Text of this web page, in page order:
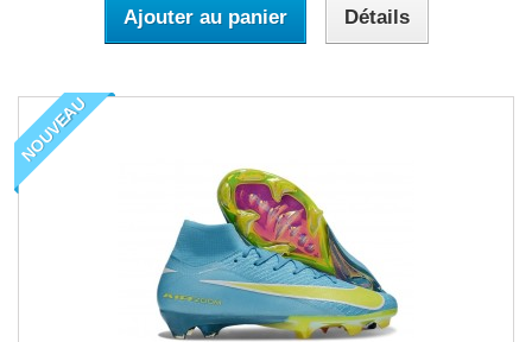
Ajouter au panier Détails
NOUVEAU